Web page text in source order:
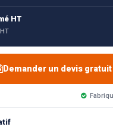
HT
Demander un devis gratuit